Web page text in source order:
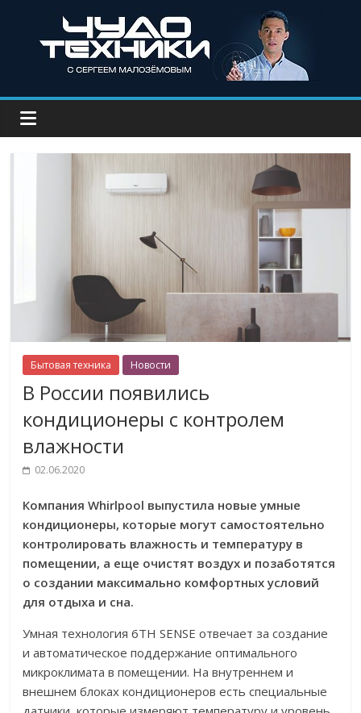
Бытовая техника Новости
В России появились
кондиционеры с контролем
влажности
02.06.2020
Компания Whirlpool выпустила новые умные
кондиционеры, которые могут самостоятельно
контролировать влажность и температуру в
помещении, а еще очистят воздух и позаботятся
о создании максимально комфортных условий
для отдыха и сна.
Умная технология 6TH SENSE отвечает за создание
и автоматическое поддержание оптимального
микроклимата в помещении. На внутреннем и
внешнем блоках кондиционеров есть специальные